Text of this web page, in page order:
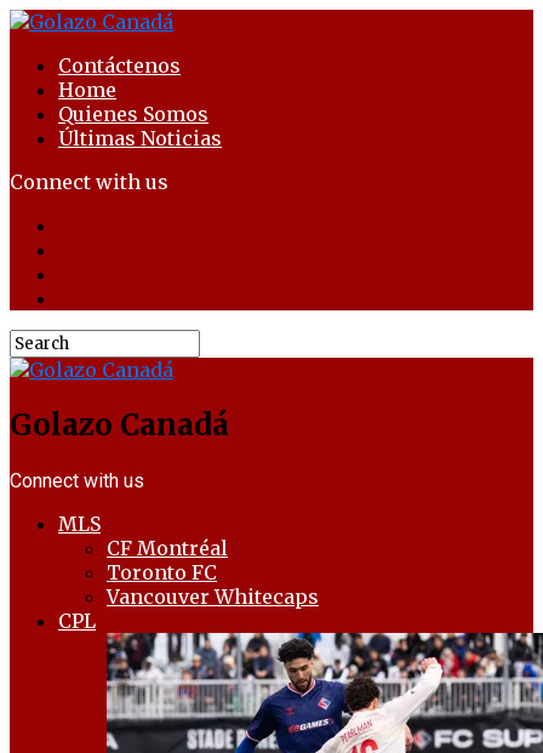
Contáctenos
Home
Quienes Somos
Últimas Noticias
Connect with us
Golazo Canadá
Connect with us
MLS
CF Montréal
Toronto FC
Vancouver Whitecaps
CPL